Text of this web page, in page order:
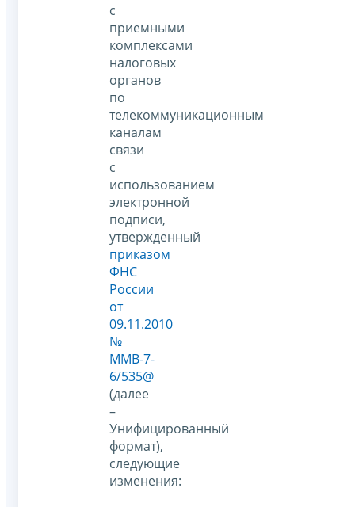
с
приемными
комплексами
налоговых
органов
по
телекоммуникационным
каналам
связи
с
использованием
электронной
подписи,
утвержденный
приказом
ФНС
России
от
09.11.2010
№
ММВ-7-
6/535@
(далее
–
Унифицированный
формат),
следующие
изменения: